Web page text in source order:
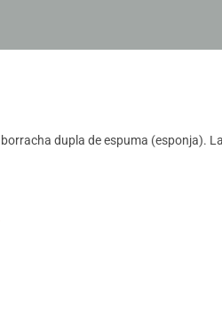
dupla de espuma (esponja).